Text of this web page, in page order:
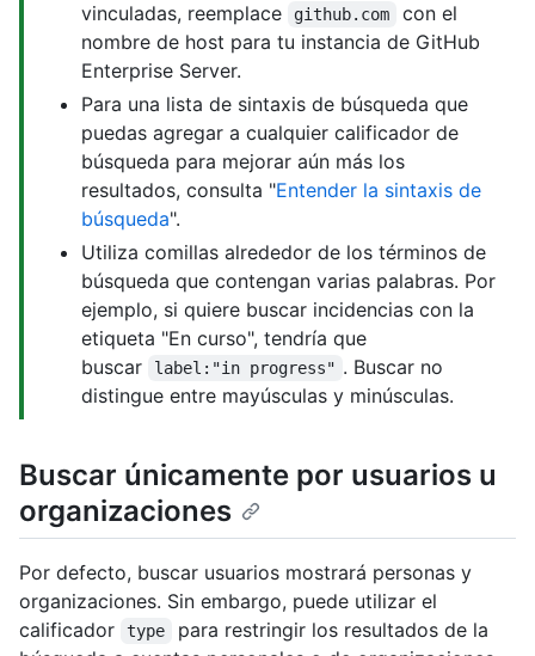
vinculadas, reemplace
github.com
con el
nombre de host para tu instancia de GitHub
Enterprise Server.
Para una lista de sintaxis de búsqueda que
puedas agregar a cualquier calificador de
búsqueda para mejorar aún más los
resultados, consulta "Entender la sintaxis de
búsqueda".
Utiliza comillas alrededor de los términos de
búsqueda que contengan varias palabras. Por
ejemplo, si quiere buscar incidencias con la
etiqueta "En curso", tendría que
buscar
label:"in progress" . Buscar no
distingue entre mayúsculas y minúsculas.
Buscar únicamente por usuarios u
organizaciones
Por defecto, buscar usuarios mostrará personas y
organizaciones. Sin embargo, puede utilizar el
calificador
type
para restringir los resultados de la